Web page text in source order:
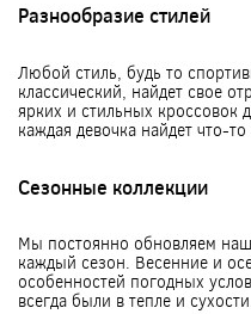
Разнообразие стилей
Любой стиль, будь то
классический, найдет свое
ярких и стильных кроссовок
каждая девочка найдет что-
Сезонные коллекции
Мы постоянно обновляем наш
каждый сезон. Весенние и
особенностей погодных
всегда были в тепле и